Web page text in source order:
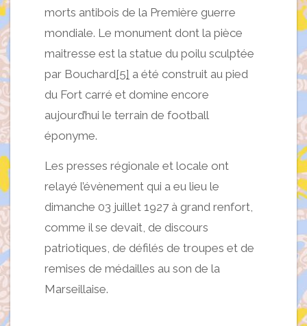
morts antibois de la Première guerre
mondiale. Le monument dont la pièce
maitresse est la statue du poilu sculptée
par Bouchard[5] a été construit au pied
du Fort carré et domine encore
aujourd’hui le terrain de football
éponyme.
Les presses régionale et locale ont
relayé l’évènement qui a eu lieu le
dimanche 03 juillet 1927 à grand renfort,
comme il se devait, de discours
patriotiques, de défilés de troupes et de
remises de médailles au son de la
Marseillaise.